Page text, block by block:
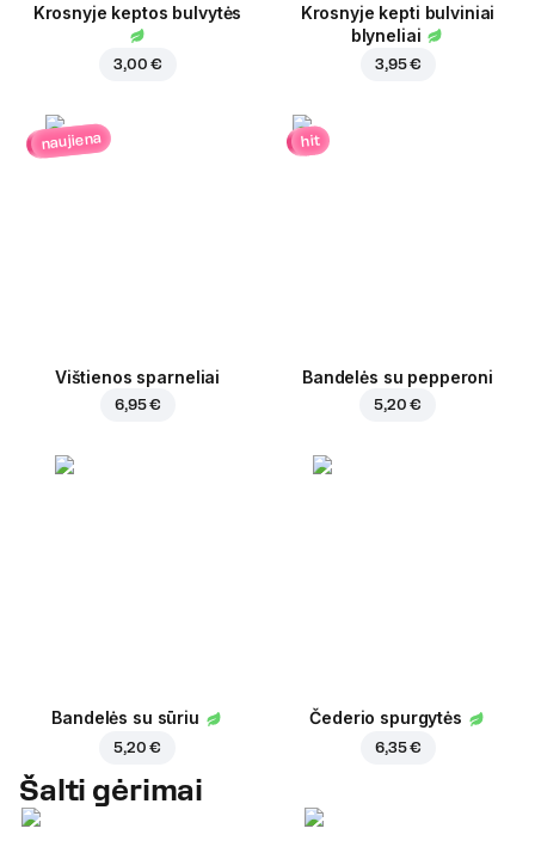
Krosnyje keptos bulvytės
3,00 €
Krosnyje kepti bulviniai
blyneliai
3,95 €
naujiena
Vištienos sparneliai
6,95 €
hit
Bandelės su pepperoni
5,20 €
Bandelės su sūriu
5,20 €
Čederio spurgytės
6,35 €
Šalti gėrimai